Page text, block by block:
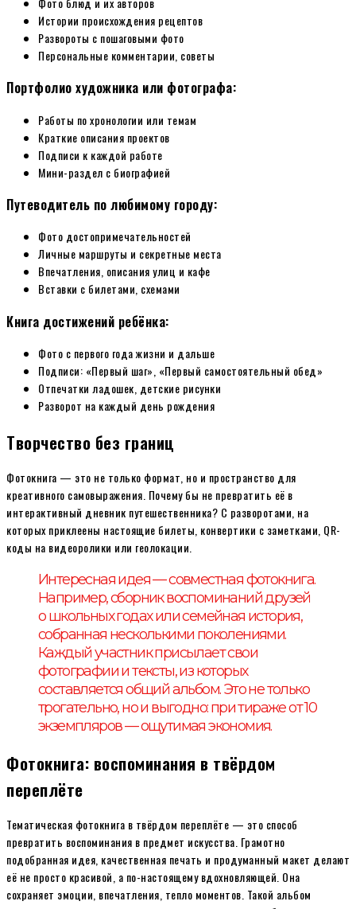
Истории происхождения рецептов
Развороты с пошаговыми фото
Персональные комментарии, советы
Портфолио художника или фотографа:
Работы по хронологии или темам
Краткие описания проектов
Подписи к каждой работе
Мини-раздел с биографией
Путеводитель по любимому городу:
Фото достопримечательностей
Личные маршруты и секретные места
Впечатления, описания улиц и кафе
Вставки с билетами, схемами
Книга достижений ребёнка:
Фото с первого года жизни и дальше
Подписи: «Первый шаг», «Первый самостоятельный обед»
Отпечатки ладошек, детские рисунки
Разворот на каждый день рождения
Творчество без границ
Фотокнига — это не только формат, но и пространство для
креативного самовыражения. Почему бы не превратить её в
интерактивный дневник путешественника? С разворотами, на
которых приклеены настоящие билеты, конвертики с заметками, QR-
коды на видеоролики или геолокации.
Интересная идея — совместная фотокнига.
Например, сборник воспоминаний друзей
о школьных годах или семейная история,
собранная несколькими поколениями.
Каждый участник присылает свои
фотографии и тексты, из которых
составляется общий альбом. Это не только
трогательно, но и выгодно: при тираже от 10
экземпляров — ощутимая экономия.
Фотокнига: воспоминания в твёрдом
переплёте
Тематическая фотокнига в твёрдом переплёте — это способ
превратить воспоминания в предмет искусства. Грамотно
подобранная идея, качественная печать и продуманный макет делают
её не просто красивой, а по-настоящему вдохновляющей. Она
сохраняет эмоции, впечатления, тепло моментов. Такой альбом